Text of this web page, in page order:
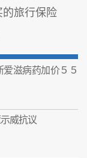
的旅行保险
滋病药加价５５
威抗议